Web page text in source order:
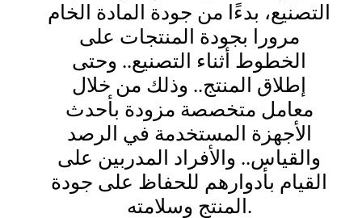
التصنيع، بدءًا من جودة المادة الخام
مرورا بجودة المنتجات على
الخطوط أثناء التصنيع.. وحتى
إطلاق المنتج.. وذلك من خلال
معامل متخصصة مزودة بأحدث
الأجهزة المستخدمة في الرصد
والقياس.. والأفراد المدربين على
القيام بأدوارهم للحفاظ على جودة
المنتج وسلامته.